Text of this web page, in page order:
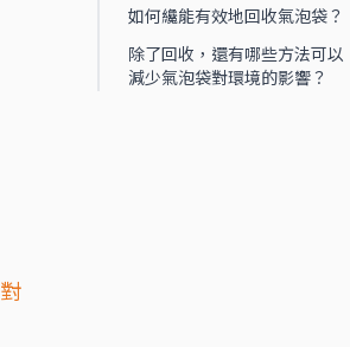
如何纔能有效地回收氣泡袋？
除了回收，還有哪些方法可以
減少氣泡袋對環境的影響？